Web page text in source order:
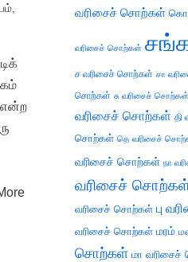
,
வரிசைச் சொற்கள் கொ
வரிசைச் சொற்கள்
ச வரிசைச் சொற்கள் சா
சொற்கள் சு வரிசைச் சொற்கள்
வரிசைச் சொற்கள் தி
சொற்கள் தெ வரிசைச்
வரிசைச் சொற்கள் நா
வரிசைச்
வரிசைச் சொற்கள் பு
வரிசைச் சொற்கள் மரம்
சொற்கள் மா